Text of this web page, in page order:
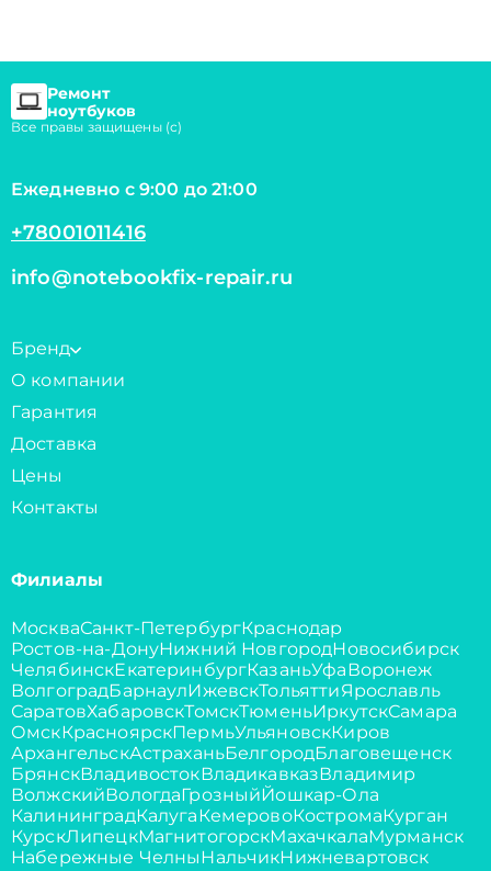
Ремонт
ноутбуков
Все правы защищены (с)
Ежедневно с 9:00 до 21:00
+78001011416
info@notebookfix-repair.ru
Бренд
О компании
Гарантия
Доставка
Цены
Контакты
Филиалы
МоскваСанкт-ПетербургКраснодар
Ростов-на-ДонуНижний НовгородНовосибирск
ЧелябинскЕкатеринбургКазаньУфаВоронеж
ВолгоградБарнаулИжевскТольяттиЯрославль
СаратовХабаровскТомскТюменьИркутскСамара
ОмскКрасноярскПермьУльяновскКиров
АрхангельскАстраханьБелгородБлаговещенск
БрянскВладивостокВладикавказВладимир
ВолжскийВологдаГрозныйЙошкар-Ола
КалининградКалугаКемеровоКостромаКурган
КурскЛипецкМагнитогорскМахачкалаМурманск
Набережные ЧелныНальчикНижневартовск